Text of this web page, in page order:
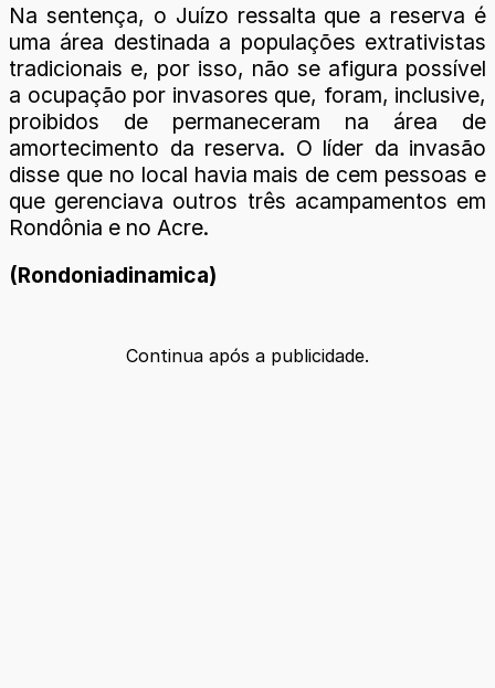
Na sentença, o Juízo ressalta que a reserva é
uma área destinada a populações extrativistas
tradicionais e, por isso, não se afigura possível
a ocupação por invasores que, foram, inclusive,
proibidos de permaneceram na área de
amortecimento da reserva. O líder da invasão
disse que no local havia mais de cem pessoas e
que gerenciava outros três acampamentos em
Rondônia e no Acre.
(Rondoniadinamica)
Continua após a publicidade.